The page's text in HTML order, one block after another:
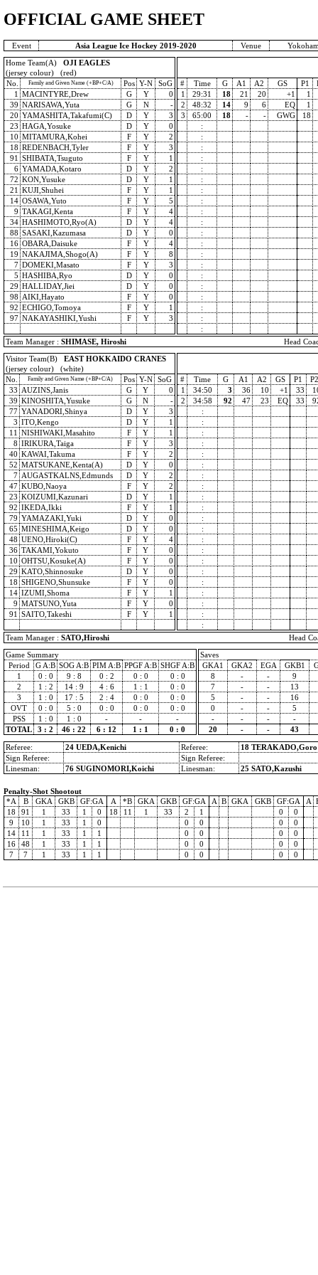
OFFICIAL GAME SHEET
Event Asia League Ice Hockey 2019-2020 Venue
Home Team(A) OJI EAGLES
(jersey colour) (red)
No.
Family and Given Name (+BP+C/A) Pos Y-N
SoG
1 MACINTYRE,Drew G Y
0
39 NARISAWA,Yuta G N
-
20 YAMASHITA,Takafumi(C) D Y
3
23 HAGA,Yosuke D Y
0
10 MITAMURA,Kohei F Y
2
18 REDENBACH,Tyler F Y
3
91 SHIBATA,Tsuguto F Y
1
6 YAMADA,Kotaro D Y
2
72 KON,Yusuke D Y
1
21 KUJI,Shuhei F Y
1
14 OSAWA,Yuto F Y
5
9 TAKAGI,Kenta F Y
4
34 HASHIMOTO,Ryo(A) D Y
4
88 SASAKI,Kazumasa D Y
0
16 OBARA,Daisuke F Y
4
19 NAKAJIMA,Shogo(A) F Y
8
7 DOMEKI,Masato F Y
3
5 HASHIBA,Ryo D Y
0
29 HALLIDAY,Jiei D Y
0
98 AIKI,Hayato F Y
0
92 ECHIGO,Tomoya F Y
1
97 NAKAYASHIKI,Yushi F Y 3
# Time G A1 A2 GS P1
1
29:31 18 21 20 +1
1
2
48:32 14 9 6 EQ
1
3
65:00 18 - - GWG
18
:
:
:
:
:
:
:
:
:
:
:
:
:
:
:
:
:
:
:
:
Team Manager : SHIMASE, Hiroshi
Head
Visitor Team(B) EAST HOKKAIDO CRANES
(jersey colour) (white)
No.
Family and Given Name (+BP+C/A) Pos Y-N
SoG
33 AUZINS,Janis G Y
0
39 KINOSHITA,Yusuke G N
-
77 YANADORI,Shinya D Y
3
3 ITO,Kengo D Y
1
11 NISHIWAKI,Masahito F Y
1
8 IRIKURA,Taiga F Y
3
40 KAWAI,Takuma F Y
2
52 MATSUKANE,Kenta(A) D Y
0
7 AUGASTKALNS,Edmunds D Y
2
47 KUBO,Naoya F Y
2
23 KOIZUMI,Kazunari D Y
1
92 IKEDA,Ikki F Y
1
79 YAMAZAKI,Yuki D Y
0
65 MINESHIMA,Keigo D Y
0
48 UENO,Hiroki(C) F Y
4
36 TAKAMI,Yokuto F Y
0
10 OHTSU,Kosuke(A) F Y
0
29 KATO,Shinnosuke D Y
0
18 SHIGENO,Shunsuke F Y
0
14 IZUMI,Shoma F Y
1
9 MATSUNO,Yuta F Y
0
91 SAITO,Takeshi F Y 1
# Time G A1 A2 GS P1
P2
1
34:50 3 36 10 +1 33
2
34:58 92 47 23 EQ 33
:
:
:
:
:
:
:
:
:
:
:
:
:
:
:
:
:
:
:
:
:
Team Manager : SATO,Hiroshi
Head
Game Summary
Period
G A:B SOG A:B PIM A:B PPGF A:B SHGF A:B
1
0 : 0 9 : 8 0 : 2 0 : 0
0 : 0
2
1 : 2 14 : 9 4 : 6 1 : 1
0 : 0
3
1 : 0 17 : 5 2 : 4 0 : 0
0 : 0
OVT
0 : 0 5 : 0 0 : 0 0 : 0
0 : 0
PSS
1 : 0 1 : 0 - -
-
TOTAL
3 : 2 46 : 22 6 : 12 1 : 1 0 : 0
Saves
GKA1
GKA2 EGA GKB1
8
- -
9
7
- -
13
5
- -
16
0
- -
5
-
- -
-
20
- - 43
Referee: 24 UEDA,Kenichi Referee:
18 TERAKADO,Goro
Sign Referee:
Sign Referee:
Linesman:
76 SUGINOMORI,Koichi Linesman: 25 SATO,Kazushi
Penalty-Shot Shootout
*A
B GKA GKB GF:GA A *B GKA GKB GF:GA A B GKA GKB GF:GA A
18
91 1 33 1 0 18 11 1 33 2 1 0
0
9
10 1 33 1 0 0 0 0
0
14
11 1 33 1 1 0 0 0
0
16
48 1 33 1 1 0 0 0
0
7
7 1 33 1 1 0 0 0 0